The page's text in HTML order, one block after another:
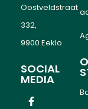
Oostveldstraat
332,
9900 Eeklo
SOCIAL
MEDIA